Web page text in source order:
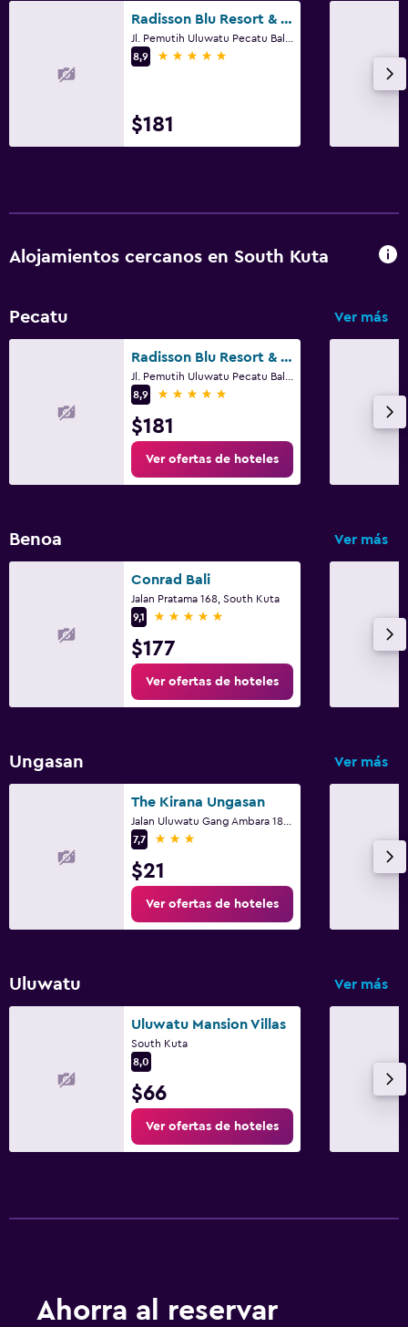
Radisson Blu Resort & Villas, Bali Uluwatu
8,9
5 estrellas
$181
Alojamientos cercanos en South Kuta
Pecatu Ver más
Radisson Blu Resort & Villas, Bali Uluwatu
8,9
5 estrellas
$181
Ver ofertas de hoteles
Benoa Ver más
Conrad Bali
Jalan Pratama 168, South Kuta
9,1
5 estrellas
$177
Ver ofertas de hoteles
Ungasan Ver más
The Kirana Ungasan
7,7
3 estrellas
$21
Ver ofertas de hoteles
Uluwatu Ver más
Uluwatu Mansion Villas
South Kuta
8,0
$66
Ver ofertas de hoteles
Ahorra al reservar